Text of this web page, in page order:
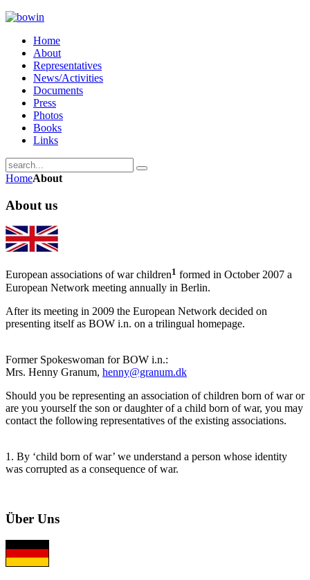
Home
About
Representatives
News/Activities
Documents
Press
Photos
Books
Links
HomeAbout
About us
European associations of war children1 formed in October 2007 a
European Network meeting annually in Berlin.
After its meeting in 2009 the European Network decided on
presenting itself as BOW i.n. on a trilingual homepage.
Former Spokeswoman for BOW i.n.:
Mrs. Henny Granum, henny@granum.dk
Should you be representing an association of children born of war or
are you yourself the son or daughter of a child born of war, you may
contact the following representatives of the existing associations.
1. By ‘child born of war’ we understand a person whose identity
was corrupted as a consequence of war.
Über Uns